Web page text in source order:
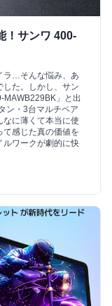
！サンワ 400-
ラ…そんな悩み、あ
た。しかし、サン
MAWB229BK」と出
ン・3台マルチペア
なに薄くて本当に使
て感じた真の価値を
ルワークが劇的に快